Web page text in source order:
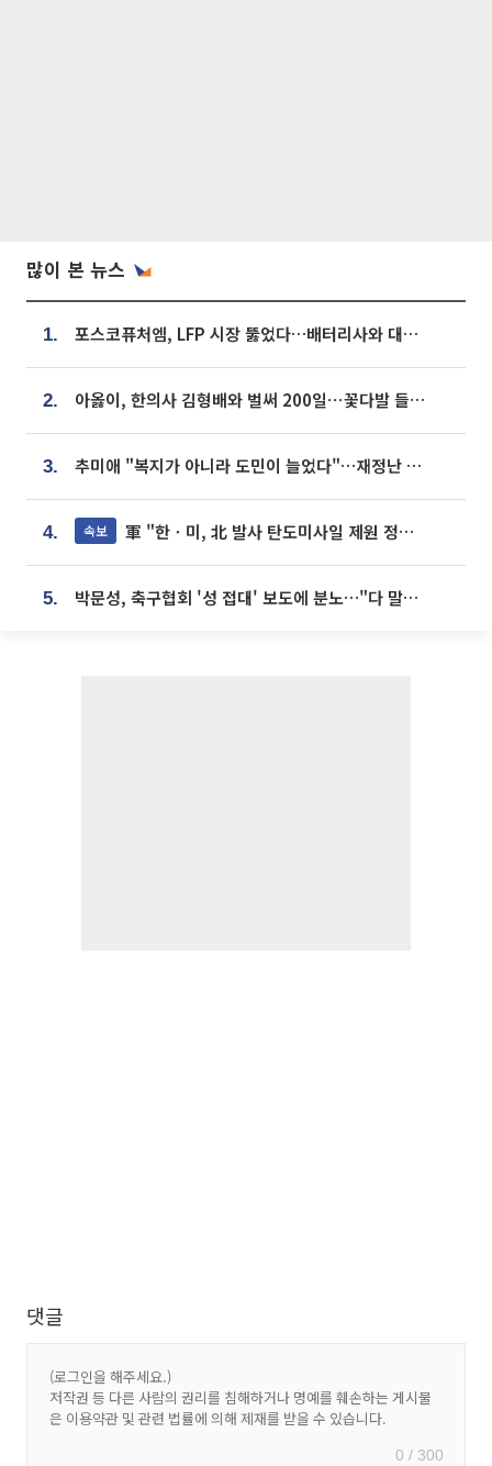
많이 본 뉴스
1. 포스코퓨처엠, LFP 시장 뚫었다…배터리사와 대규모 장기 공급 합의
2. 아옳이, 한의사 김형배와 벌써 200일⋯꽃다발 들고 "프러포즈 아냐"
3. 추미애 "복지가 아니라 도민이 늘었다"…재정난 책임론 정면돌파
4. 속보 軍 "한ㆍ미, 北 발사 탄도미사일 제원 정밀분석 중"
5. 박문성, 축구협회 '성 접대' 보도에 분노…"다 말아먹으려고 작정했나"
댓글
0 / 300